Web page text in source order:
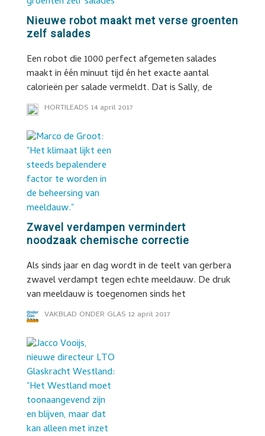
Nieuwe robot maakt met verse groenten
zelf salades
Een robot die 1000 perfect afgemeten salades
maakt in één minuut tijd én het exacte aantal
calorieën per salade vermeldt. Dat is Sally, de
HORTILEADS 14 april 2017
Zwavel verdampen vermindert
noodzaak chemische correctie
Als sinds jaar en dag wordt in de teelt van gerbera
zwavel verdampt tegen echte meeldauw. De druk
van meeldauw is toegenomen sinds het
VAKBLAD ONDER GLAS 12 april 2017